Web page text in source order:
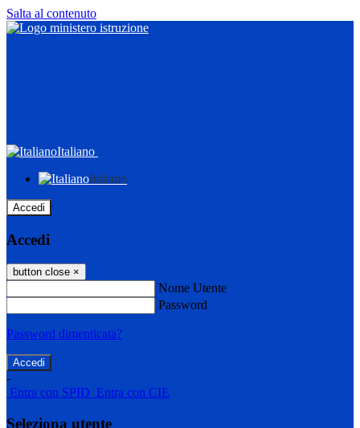
Salta al contenuto
Italiano
Italiano
Accedi
Accedi
button close ×
Nome Utente
Password
Password dimenticata?
-
Entra con SPID Entra con CIE
Seleziona utente